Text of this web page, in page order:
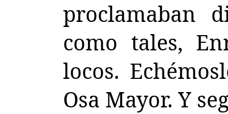
proclamaban
como tales,
locos.
Osa Mayor. Y